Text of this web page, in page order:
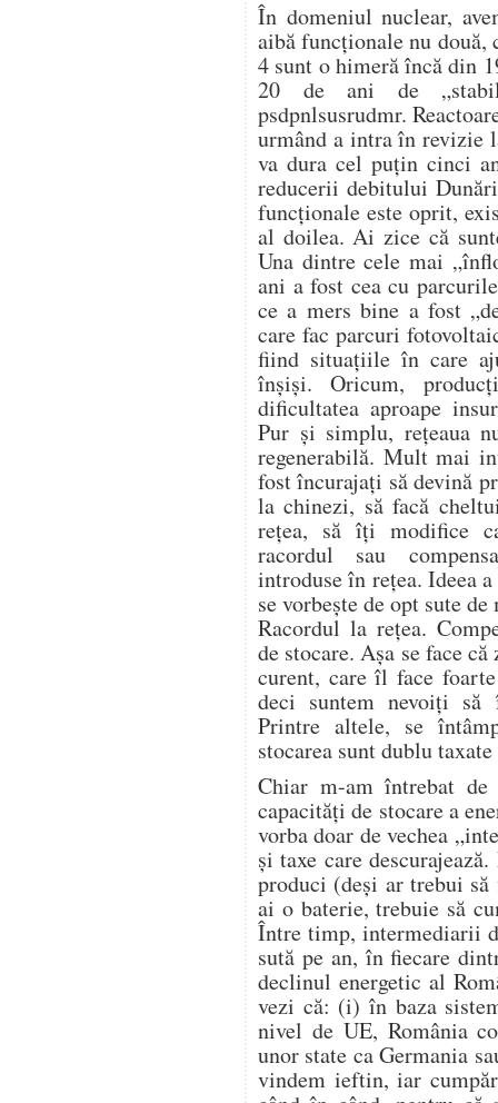
În domeniul nuclear,
aibă funcționale nu două,
4 sunt o himeră încă din
20 de ani de
psdpnlsusrudmr.
urmând a intra în revizie
va dura cel puțin cinci
reducerii debitului
funcționale este oprit,
al doilea. Ai zice că
Una dintre cele mai
ani a fost cea cu
ce a mers bine a fost
care fac parcuri
fiind situațiile în care
înșiși. Oricum,
dificultatea aproape
Pur și simplu, rețeaua
regenerabilă. Mult mai
fost încurajați să devină
la chinezi, să facă
rețea, să îți modifice
racordul sau
introduse în rețea. Ideea
se vorbește de opt sute
Racordul la rețea.
de stocare. Așa se face
curent, care îl face
deci suntem nevoiți să
Printre altele, se
stocarea sunt dublu
Chiar m-am întrebat
capacități de stocare a
vorba doar de vechea
și taxe care
produci (deși ar trebui
ai o baterie, trebuie să
Între timp, intermediarii
sută pe an, în fiecare
declinul energetic al
vezi că: (i) în baza
nivel de UE, România
unor state ca Germania
vindem ieftin, iar